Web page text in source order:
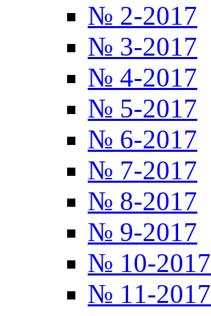
№ 2-2017
№ 3-2017
№ 4-2017
№ 5-2017
№ 6-2017
№ 7-2017
№ 8-2017
№ 9-2017
№ 10-2017
№ 11-2017